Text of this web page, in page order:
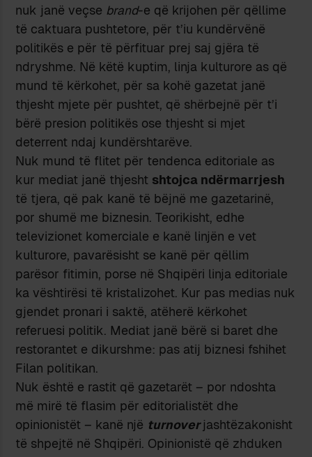
nuk janë veçse brand-e që krijohen për qëllime
të caktuara pushtetore, për t’iu kundërvënë
politikës e për të përfituar prej saj gjëra të
ndryshme. Në këtë kuptim, linja kulturore as që
mund të kërkohet, për sa kohë gazetat janë
thjesht mjete për pushtet, që shërbejnë për t’i
bërë presion politikës ose thjesht si mjet
deterrent ndaj kundërshtarëve.
Nuk mund të flitet për tendenca editoriale as
kur mediat janë thjesht shtojca ndërmarrjesh
të tjera, që pak kanë të bëjnë me gazetarinë,
por shumë me biznesin. Teorikisht, edhe
televizionet komerciale e kanë linjën e vet
kulturore, pavarësisht se kanë për qëllim
parësor fitimin, porse në Shqipëri linja editoriale
ka vështirësi të kristalizohet. Kur pas medias nuk
gjendet pronari i saktë, atëherë kërkohet
referuesi politik. Mediat janë bërë si baret dhe
restorantet e dikurshme: pas atij biznesi fshihet
Filan politikan.
Nuk është e rastit që gazetarët – por ndoshta
më mirë të flasim për editorialistët dhe
opinionistët – kanë një turnover jashtëzakonisht
të shpejtë në Shqipëri. Opinionistë që zhduken